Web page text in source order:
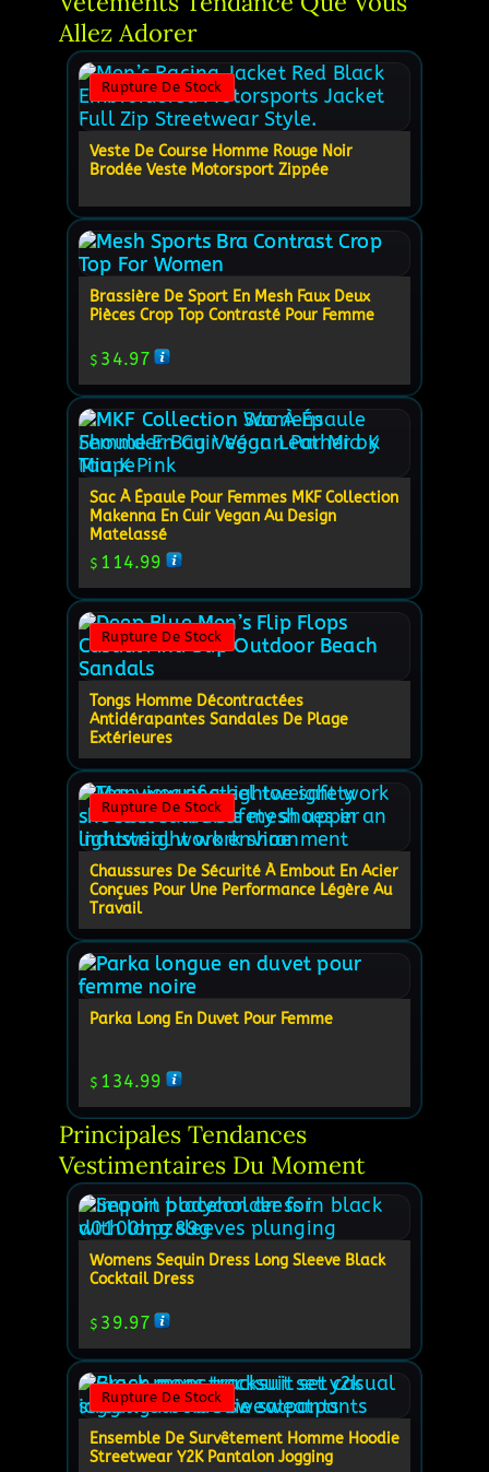
Allez Adorer
Rupture De Stock
Veste De Course Homme Rouge Noir
Brodée Veste Motorsport Zippée
Brassière De Sport En Mesh Faux Deux
Pièces Crop Top Contrasté Pour Femme
$ 34.97
Sac À Épaule Pour Femmes MKF Collection
Makenna En Cuir Vegan Au Design
Matelassé
$ 114.99
Rupture De Stock
Tongs Homme Décontractées
Antidérapantes Sandales De Plage
Extérieures
Rupture De Stock
Chaussures De Sécurité À Embout En Acier
Conçues Pour Une Performance Légère Au
Travail
Parka Long En Duvet Pour Femme
$ 134.99
Principales Tendances
Vestimentaires Du Moment
Womens Sequin Dress Long Sleeve Black
Cocktail Dress
$ 39.97
Rupture De Stock
Ensemble De Survêtement Homme Hoodie
Streetwear Y2K Pantalon Jogging